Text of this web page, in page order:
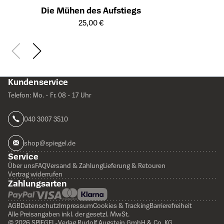
Die Mühen des Aufstiegs
Öffnet die Detailseite des Produkts
25,00 €
Kundenservice
Telefon: Mo. - Fr. 08 - 17 Uhr
040 3007 3510
shop@spiegel.de
Service
Über unsFAQVersand & ZahlungLieferung & Retouren
Vertrag widerrufen
Zahlungsarten
AGBDatenschutzImpressumCookies & TrackingBarrierefreiheit
Alle Preisangaben inkl. der gesetzl. MwSt.
© 2026 SPIEGEL-Verlag Rudolf Augstein GmbH & Co. KG